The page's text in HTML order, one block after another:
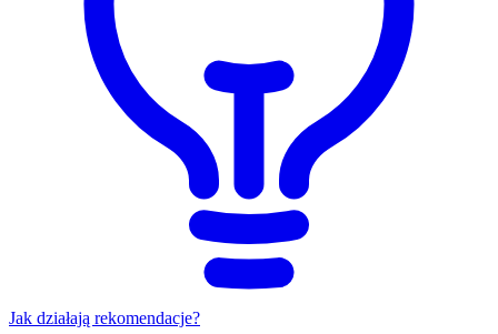
Jak działają rekomendacje?